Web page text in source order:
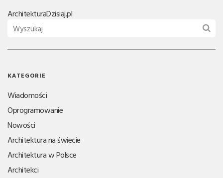
ArchitekturaDzisiaj.pl
KATEGORIE
Wiadomości
Oprogramowanie
Nowości
Architektura na świecie
Architektura w Polsce
Architekci